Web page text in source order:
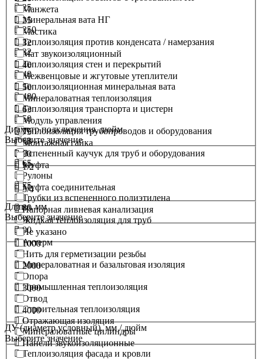
Минеральная вата НГ
Теплоизоляция против конденсата / намерзания
Теплоизоляция стен и перекрытий
Теплоизоляционная минеральная вата
Теплоизоляция транспорта и цистерн
Теплоизоляция трубопроводов и оборудования
Вспененный каучук для труб и оборудования
Рулоны
Трубки из вспененного полиэтилена
Жидкая теплоизоляция для труб
Актерм
Минераловатная и базальтовая изоляция
Промышленная теплоизоляция
Строительная теплоизоляция
Минераловатные цилиндры
Теплоизоляция фасада и кровли
Манжета
Мастика
Мат звукоизоляционный
Межвенцовые и жгутовые утеплители
Минераловатная теплоизоляция
Модуль управления
Монтажная гайка
Муфта
Муфта соединительная
Напорная ливневая канализация
Не указано
Нить для герметизации резьбы
Опора
Отвод
Отражающая изоляция
Панели звукоизоляционные
25
250
32
40
400
50
63
65
75
80
90
25
32
40
50
63
75
90
Диаметр подключения. дюйм
Выберите значение
1/2
3/4
Длина. мм
Выберите значение
1000
2000
3000
4000
ДУ (диаметр условный). мм / дюйм
Выберите значение